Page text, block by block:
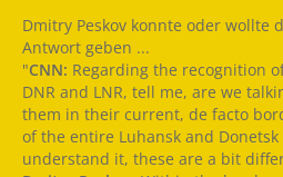
Dmitry Peskov konnte oder wollte
Antwort geben ...
"CNN: Regarding the recognition
DNR and LNR, tell me, are we
them in their current, de facto
of the entire Luhansk and Donetsk
understand it, these are a bit